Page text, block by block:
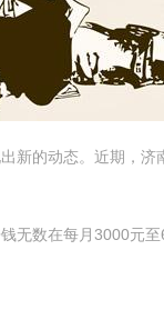
新的动态。近期，
无数在每月3000元